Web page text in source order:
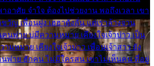
อาศัย จำใจ ต้องไปช่วยงาน พอถึงเวลา เขา
วัญ เพื่อนฝูง เฮฮาดังลั่น แต่เราล้างจาน
คนพ่าย บ่มีความหมาย เคียงใจเจ้าบ่าว เป็น
มหมาย เคียงใจเจ้าบ่าว เพื่อนเจ้าสาว ยัง
พ่าย ฮักคน ไม่มีใครสน เขาไม่เห็นคน ที่อยู่